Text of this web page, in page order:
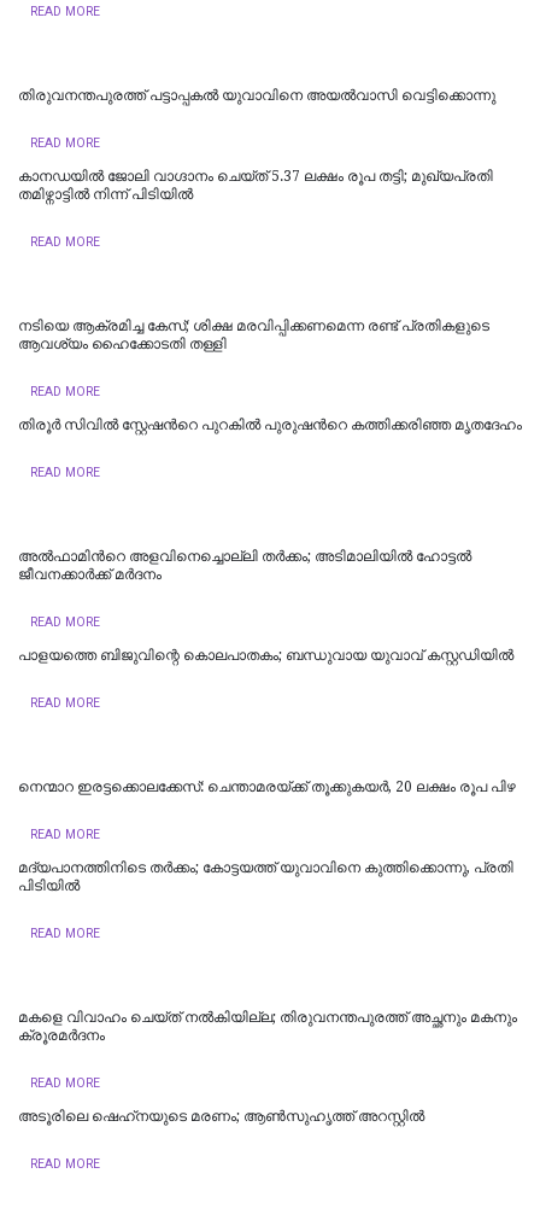
READ MORE
തിരുവനന്തപുരത്ത് പട്ടാപ്പകൽ യുവാവിനെ അയൽവാസി വെട്ടിക്കൊന്നു
READ MORE
കാനഡയിൽ ജോലി വാഗ്ദാനം ചെയ്ത് 5.37 ലക്ഷം രൂപ തട്ടി; മുഖ്യപ്രതി
തമിഴ്നാട്ടിൽ നിന്ന് പിടിയിൽ
READ MORE
നടിയെ ആക്രമിച്ച കേസ്; ശിക്ഷ മരവിപ്പിക്കണമെന്ന രണ്ട് പ്രതികളുടെ
ആവശ്യം ഹൈക്കോടതി തള്ളി
READ MORE
തിരൂർ സിവിൽ സ്റ്റേഷന്‍റെ പുറകിൽ പുരുഷന്‍റെ കത്തിക്കരിഞ്ഞ മൃതദേഹം
READ MORE
അൽഫാമിന്‍റെ അളവിനെച്ചൊല്ലി തർക്കം; അടിമാലിയിൽ ഹോട്ടല്‍
ജീവനക്കാര്‍ക്ക് മര്‍ദനം
READ MORE
പാളയത്തെ ബിജുവിന്റെ കൊലപാതകം; ബന്ധുവായ യുവാവ് കസ്റ്റഡിയില്‍
READ MORE
നെന്മാറ ഇരട്ടക്കൊലക്കേസ്: ചെന്താമരയ്ക്ക് തൂക്കുകയർ, 20 ലക്ഷം രൂപ പിഴ
READ MORE
മദ്യപാനത്തിനിടെ തര്‍ക്കം; കോട്ടയത്ത് യുവാവിനെ കുത്തിക്കൊന്നു, പ്രതി
പിടിയില്‍
READ MORE
മകളെ വിവാഹം ചെയ്ത് നൽകിയില്ല; തിരുവനന്തപുരത്ത് അച്ഛനും മകനും
ക്രൂരമര്‍ദനം
READ MORE
അടൂരിലെ ഷെഹ്‌നയുടെ മരണം; ആണ്‍സുഹൃത്ത് അറസ്റ്റില്‍
READ MORE